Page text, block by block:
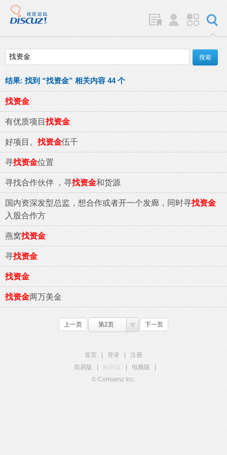
结果: 找到 “找资金” 相关内容 44 个
找资金
有优质项目 找资金
好项目。 找资金伍千
寻找资金位置
寻找合作伙伴 ，寻找资金和货源
国内资深发型总监，想合作或者开一个发廊，同时寻找资金
入股合作方
燕窝找资金
寻找资金
找资金
找资金两万美金
上一页 第2页 下一页
首页 登录
注册
简易版
触屏版 电脑版
© Comsenz Inc.